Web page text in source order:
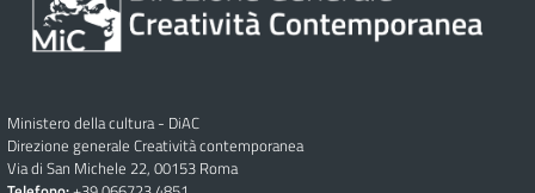
Ministero della cultura - DiAC
Direzione generale Creatività contemporanea
Via di San Michele 22, 00153 Roma